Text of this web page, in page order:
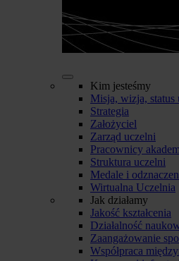
Kim jesteśmy
Misja, wizja, status
Strategia
Założyciel
Zarząd uczelni
Pracownicy
Struktura uczelni
Medale i
Wirtualna Uczelnia
Jak działamy
Jakość kształcenia
Działalność
Zaangażowanie
Współpraca